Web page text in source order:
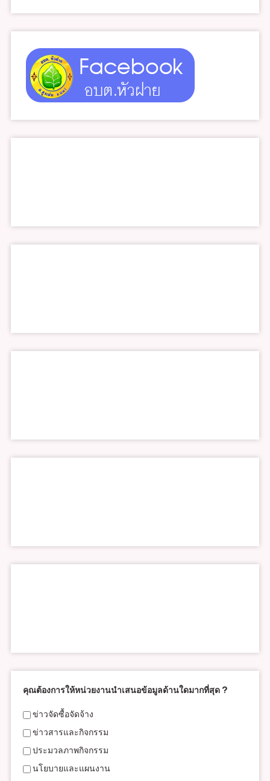
คุณต้องการให้หน่วยงานนำเสนอข้อมูลด้านใดมากที่สุด ?
ข่าวจัดซื้อจัดจ้าง
ข่าวสารและกิจกรรม
ประมวลภาพกิจกรรม
นโยบายและแผนงาน